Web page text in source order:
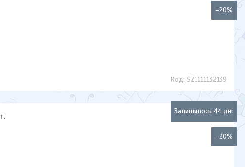
–20%
SZ1111132139
–20%
Залишилось 44 дні